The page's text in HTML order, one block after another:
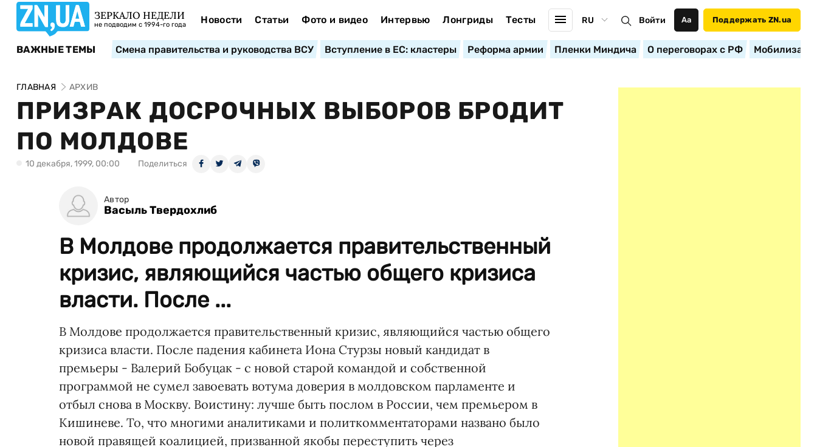
ЗЕРКАЛО НЕДЕЛИ
не подводим с 1994-го года Новости Статьи Фото и видео Интервью Лонгриды Тесты RU Войти Аа Поддержать ZN.ua
ВАЖНЫЕ ТЕМЫ Смена правительства и руководства ВСУ Вступление в ЕС: кластеры Реформа армии Пленки Миндича О переговорах с РФ
ГЛАВНАЯ АРХИВ
ПРИЗРАК ДОСРОЧНЫХ ВЫБОРОВ БРОДИТ
ПО МОЛДОВЕ
10 декабря, 1999, 00:00 Поделиться
Автор
Васыль Твердохлиб
В Молдове продолжается правительственный
кризис, являющийся частью общего кризиса
власти. После ...
В Молдове продолжается правительственный кризис, являющийся частью общего
кризиса власти. После падения кабинета Иона Стурзы новый кандидат в
премьеры - Валерий Бобуцак - с новой старой командой и собственной
программой не сумел завоевать вотума доверия в молдовском парламенте и
отбыл снова в Москву. Воистину: лучше быть послом в России, чем премьером в
Кишиневе. То, что многими аналитиками и политкомментаторами названо было
новой правящей коалицией, призванной якобы переступить через